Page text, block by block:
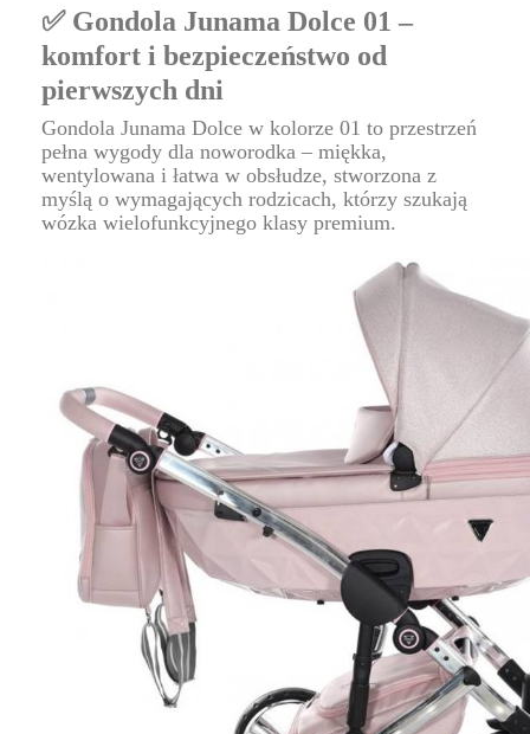
✅ Gondola Junama Dolce 01 –
komfort i bezpieczeństwo od
pierwszych dni
Gondola Junama Dolce w kolorze 01 to przestrzeń
pełna wygody dla noworodka – miękka,
wentylowana i łatwa w obsłudze, stworzona z
myślą o wymagających rodzicach, którzy szukają
wózka wielofunkcyjnego klasy premium.